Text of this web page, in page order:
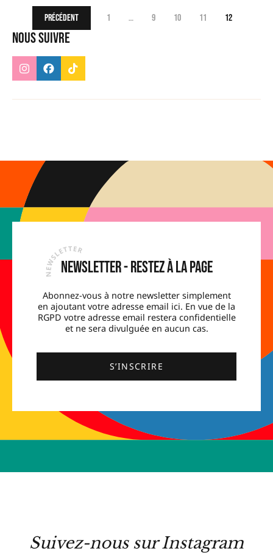
Nous suivre
Précédent 1 … 9 10 11 12
Newsletter - Restez à la page
Abonnez-vous à notre newsletter simplement
en ajoutant votre adresse email ici. En vue de la
RGPD votre adresse email restera confidentielle
et ne sera divulguée en aucun cas.
S’INSCRIRE
Suivez-nous sur Instagram